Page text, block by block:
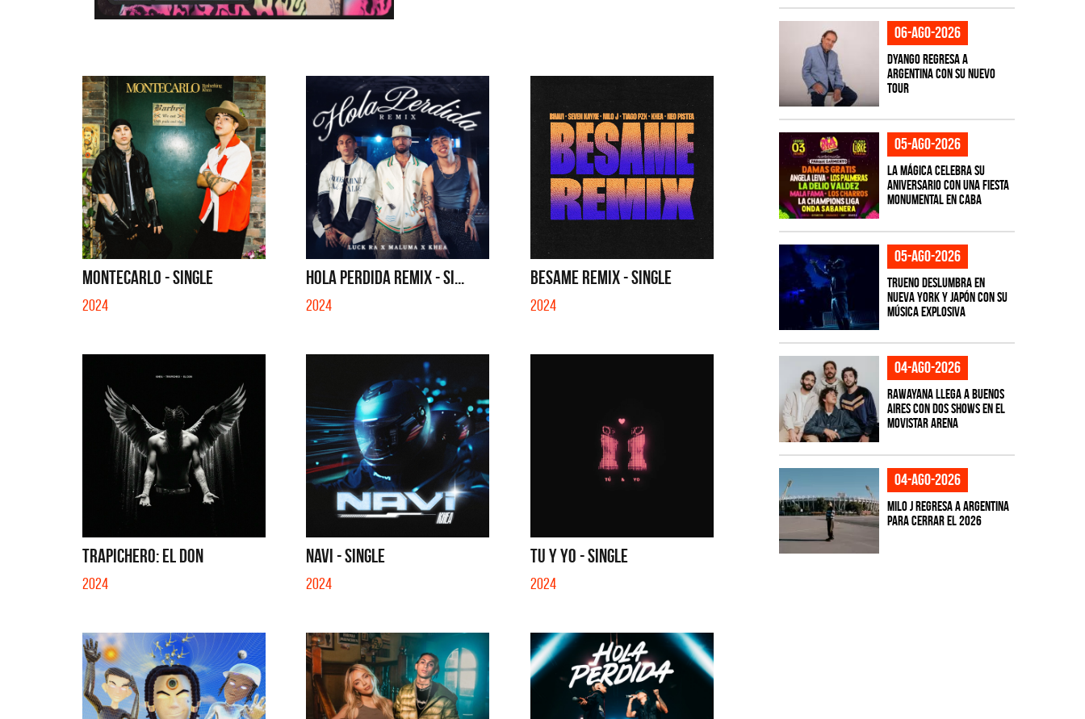
MONTECARLO - SINGLE
2024
HOLA PERDIDA REMIX - SI...
2024
BESAME REMIX - SINGLE
2024
TRAPICHERO: EL DON
2024
NAVI - SINGLE
2024
TU Y YO - SINGLE
2024
06-ago-2026
Dyango regresa a
Argentina con su nuevo
tour
05-ago-2026
La Mágica celebra su
aniversario con una fiesta
monumental en CABA
05-ago-2026
TRUENO deslumbra en
Nueva York y Japón con su
música explosiva
04-ago-2026
Rawayana llega a Buenos
Aires con dos shows en el
Movistar Arena
04-ago-2026
Milo J regresa a Argentina
para cerrar el 2026